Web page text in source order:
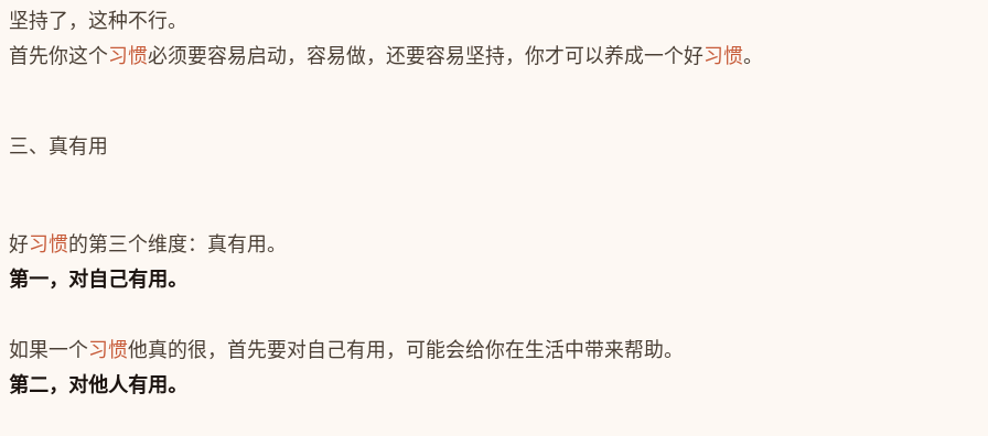
坚持了，这种不行。
首先你这个习惯必须要容易启动，容易做，还要容易坚持，你才可以养成一个好习惯。
三、 真有用
好习惯的第三个维度：真有用。
第一，对自己有用。
如果一个习惯他真的很，首先要对自己有用，可能会给你在生活中带来帮助。
第二，对他人有用。